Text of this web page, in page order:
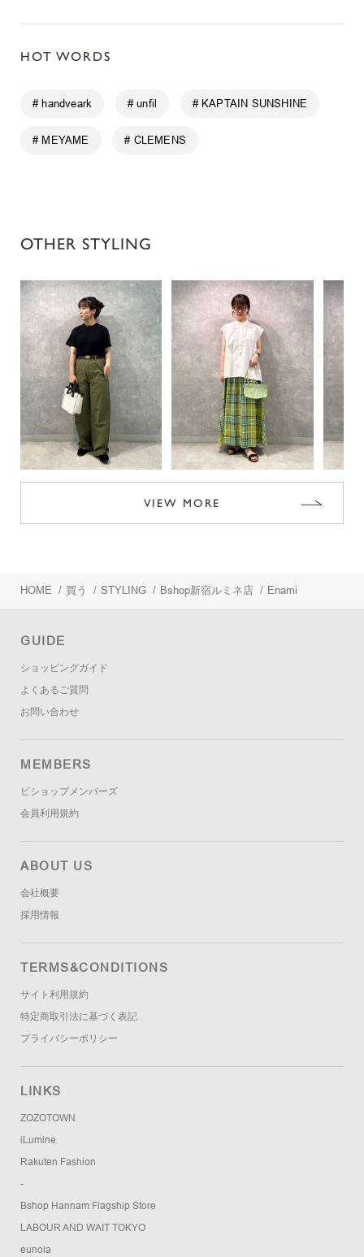
HOT WORDS
# handveark # unfil # KAPTAIN SUNSHINE
# MEYAME # CLEMENS
OTHER STYLING
VIEW MORE
HOME / 買う / STYLING / Bshop新宿ルミネ店 / Enami
GUIDE
ショッピングガイド
よくあるご質問
お問い合わせ
MEMBERS
ビショップメンバーズ
会員利用規約
ABOUT US
会社概要
採用情報
TERMS&CONDITIONS
サイト利用規約
特定商取引法に基づく表記
プライバシーポリシー
LINKS
ZOZOTOWN
iLumine
Rakuten Fashion
-
Bshop Hannam Flagship Store
LABOUR AND WAIT TOKYO
eunoia